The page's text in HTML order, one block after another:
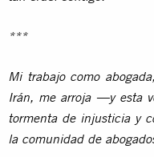
***
Mi trabajo como
Irán, me arroja —y esta
tormenta de injusticia y
la comunidad de